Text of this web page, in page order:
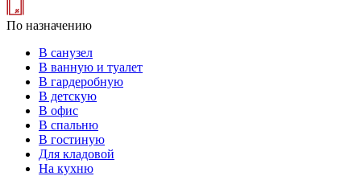
По назначению
В санузел
В ванную и туалет
В гардеробную
В детскую
В офис
В спальню
В гостиную
Для кладовой
На кухню